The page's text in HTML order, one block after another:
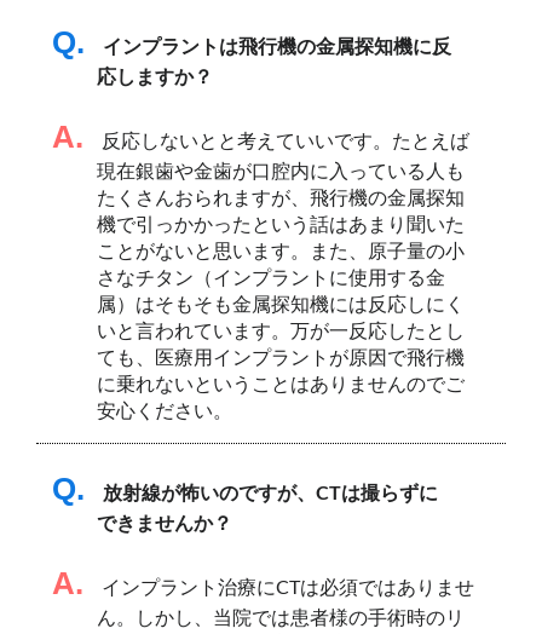
Q.
インプラントは飛行機の金属探知機に反
応しますか？
A.
反応しないとと考えていいです。たとえば
現在銀歯や金歯が口腔内に入っている人も
たくさんおられますが、飛行機の金属探知
機で引っかかったという話はあまり聞いた
ことがないと思います。また、原子量の小
さなチタン（インプラントに使用する金
属）はそもそも金属探知機には反応しにく
いと言われています。万が一反応したとし
ても、医療用インプラントが原因で飛行機
に乗れないということはありませんのでご
安心ください。
Q.
放射線が怖いのですが、CTは撮らずに
できませんか？
A.
インプラント治療にCTは必須ではありませ
ん。しかし、当院では患者様の手術時のリ